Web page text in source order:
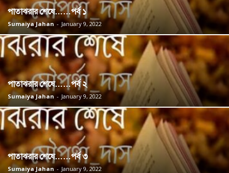
পাতাঝরার শেষে……পর্ব ১
Sumaiya Jahan - January 9, 2022
পাতাঝরার শেষে……পর্ব ২
Sumaiya Jahan - January 9, 2022
পাতাঝরার শেষে……পর্ব ৩
Sumaiya Jahan - January 9, 2022